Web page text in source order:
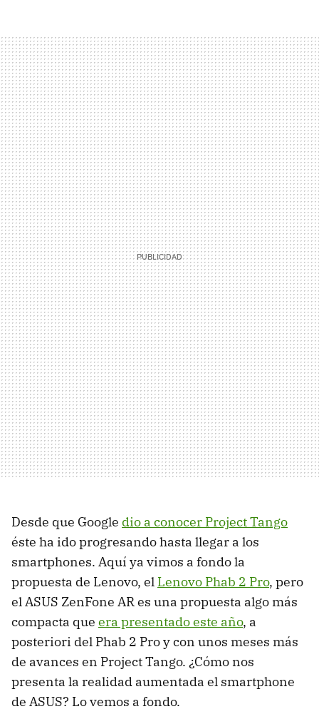
Desde que Google dio a conocer Project Tango
éste ha ido progresando hasta llegar a los
smartphones. Aquí ya vimos a fondo la
propuesta de Lenovo, el Lenovo Phab 2 Pro, pero
el ASUS ZenFone AR es una propuesta algo más
compacta que era presentado este año, a
posteriori del Phab 2 Pro y con unos meses más
de avances en Project Tango. ¿Cómo nos
presenta la realidad aumentada el smartphone
de ASUS? Lo vemos a fondo.